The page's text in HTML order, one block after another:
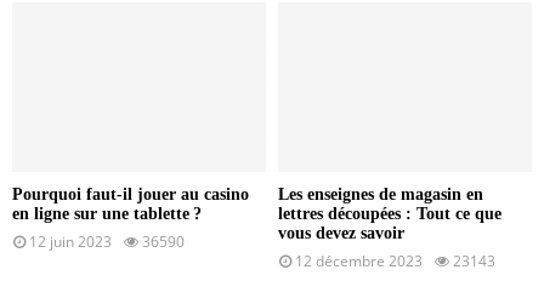
Pourquoi faut-il jouer au casino
en ligne sur une tablette ?
12 juin 2023 36590
Les enseignes de magasin en
lettres découpées : Tout ce que
vous devez savoir
12 décembre 2023 23143